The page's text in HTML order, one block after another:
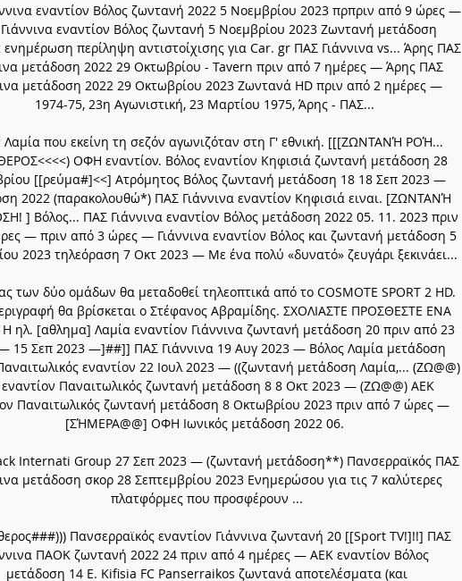
εναντίον Βόλος ζωντανή 2022 5 Νοεμβρίου 2023 πρπριν από 9 ώρες —
εναντίον Βόλος ζωντανή 5 Νοεμβρίου 2023 Ζωντανή μετάδοση
ενημέρωση περίληψη αντιστοίχισης για Car. gr ΠΑΣ Γιάννινα vs... Άρης ΠΑΣ
μετάδοση 2022 29 Οκτωβρίου - Tavern πριν από 7 ημέρες — Άρης ΠΑΣ
μετάδοση 2022 29 Οκτωβρίου 2023 Ζωντανά HD πριν από 2 ημέρες —
1974-75, 23η Αγωνιστική, 23 Μαρτίου 1975, Άρης - ΠΑΣ...
Λαμία που εκείνη τη σεζόν αγωνιζόταν στη Γ' εθνική. [[[ΖΩΝΤΑΝΉ ΡΟΉ...
ΟΦΗ εναντίον. Βόλος εναντίον Κηφισιά ζωντανή μετάδοση 28
[[ρεύμα#]<<] Ατρόμητος Βόλος ζωντανή μετάδοση 18 18 Σεπ 2023 —
2022 (παρακολουθώ*) ΠΑΣ Γιάννινα εναντίον Κηφισιά ειναι. [ΖΩΝΤΑΝΉ
] Βόλος... ΠΑΣ Γιάννινα εναντίον Βόλος μετάδοση 2022 05. 11. 2023 πριν
— πριν από 3 ώρες — Γιάννινα εναντίον Βόλος και ζωντανή μετάδοση 5
2023 τηλεόραση 7 Οκτ 2023 — Με ένα πολύ «δυνατό» ζευγάρι ξεκινάει...
των δύο ομάδων θα μεταδοθεί τηλεοπτικά από το COSMOTE SPORT 2 HD.
θα βρίσκεται ο Στέφανος Αβραμίδης. ΣΧΟΛΙΑΣΤΕ ΠΡΟΣΘΕΣΤΕ ΕΝΑ
ηλ. [αθλημα] Λαμία εναντίον Γιάννινα ζωντανή μετάδοση 20 πριν από 23
15 Σεπ 2023 —]##]] ΠΑΣ Γιάννινα 19 Αυγ 2023 — Βόλος Λαμία μετάδοση
εναντίον 22 Ιουλ 2023 — ((ζωντανή μετάδοση Λαμία,... (ΖΩ@@)
Παναιτωλικός ζωντανή μετάδοση 8 8 Οκτ 2023 — (ΖΩ@@) ΑΕΚ
Παναιτωλικός ζωντανή μετάδοση 8 Οκτωβρίου 2023 πριν από 7 ώρες —
[ΣΉΜΕΡΑ@@] ΟΦΗ Ιωνικός μετάδοση 2022 06.
Internati Group 27 Σεπ 2023 — (ζωντανή μετάδοση**) Πανσερραϊκός ΠΑΣ
μετάδοση σκορ 28 Σεπτεμβρίου 2023 Ενημερώσου για τις 7 καλύτερες
πλατφόρμες που προσφέρουν ...
Πανσερραϊκός εναντίον Γιάννινα ζωντανή 20 [[Sport TV!]!!] ΠΑΣ
ΠΑΟΚ ζωντανή 2022 24 πριν από 4 ημέρες — ΑΕΚ εναντίον Βόλος
μετάδοση 14 E. Kifisia FC Panserraikos ζωντανά αποτελέσματα (και